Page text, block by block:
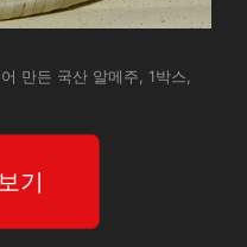
만든 국산 알메주, 1박스,
기